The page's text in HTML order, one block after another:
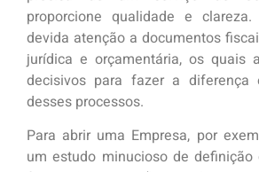
proporcione qualidade e
devida atenção a documentos
jurídica e orçamentária, os quais
decisivos para fazer a diferença
desses processos.
Para abrir uma Empresa, por
um estudo minucioso de